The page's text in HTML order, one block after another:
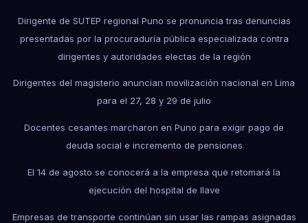
Dirigente de SUTEP regional Puno se pronuncia tras denuncias
presentadas por la procuraduría pública especializada contra
dirigentes y autoridades electas de la región
Dirigentes del magisterio anuncian movilización nacional en Lima
para el 27, 28 y 29 de julio
Docentes cesantes marcharon en Puno para exigir pago de
deuda social e incremento de pensiones
El 14 de agosto se conocerá a la empresa que retomará la
ejecución del hospital de Ilave
Empresas de transporte continúan sin usar las rampas asignadas